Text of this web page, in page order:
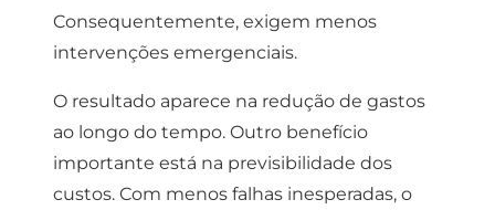
Consequentemente, exigem menos
intervenções emergenciais.
O resultado aparece na redução de gastos
ao longo do tempo. Outro benefício
importante está na previsibilidade dos
custos. Com menos falhas inesperadas, o